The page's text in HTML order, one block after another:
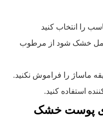
را انتخاب کنید
کامل خشک شود از مرطوب
ماساژ را فراموش نکنید.
استفاده کنید.
پوست خشک